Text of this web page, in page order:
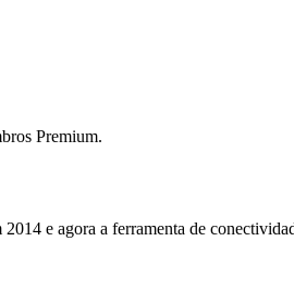
Premium.
e agora a ferramenta de